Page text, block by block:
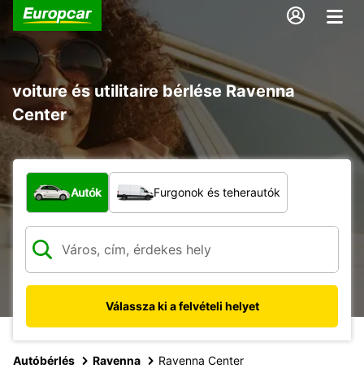
voiture és utilitaire bérlése Ravenna
Center
Milyen típusú jármű?
Autók Furgonok és teherautók
Válassza ki a felvételi helyet
Autóbérlés Ravenna Ravenna Center